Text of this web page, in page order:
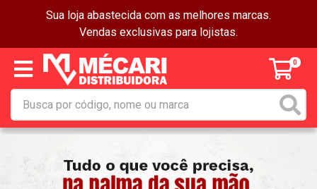
Sua loja abastecida com as melhores marcas.
Vendas exclusivas para lojistas.
0